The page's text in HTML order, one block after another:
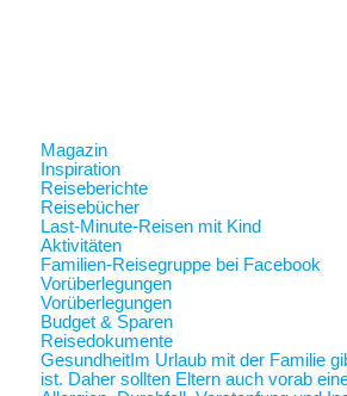
Magazin
Inspiration
Reiseberichte
Reisebücher
Last-Minute-Reisen mit Kind
Aktivitäten
Familien-Reisegruppe bei Facebook
Vorüberlegungen
Vorüberlegungen
Budget & Sparen
Reisedokumente
Gesundheit Im Urlaub mit der Familie
ist. Daher sollten Eltern auch vorab